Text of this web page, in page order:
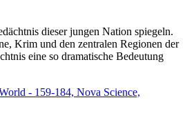
dieser jungen Nation spiegeln.
Krim und den zentralen Regionen der
eine so dramatische Bedeutung
- 159-184, Nova Science,